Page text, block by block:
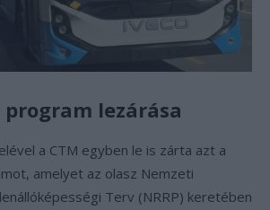
lezárása
a CTM egyben le is zárta azt a
amelyet az olasz Nemzeti
Terv (NRRP) keretében